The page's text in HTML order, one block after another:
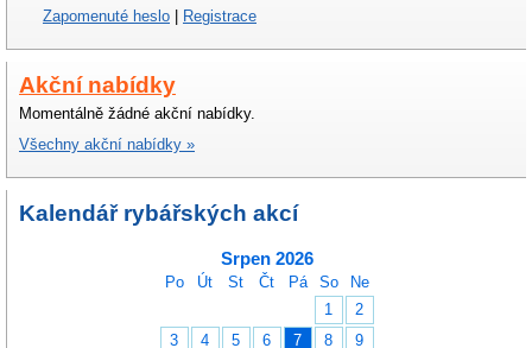
Zapomenuté heslo Registrace
Akční nabídky
Momentálně žádné akční nabídky.
Všechny akční nabídky »
Kalendář rybářských akcí
Srpen 2026
Po Út St Čt Pá So
Ne
1
2
3
4 5 6 7 8 9